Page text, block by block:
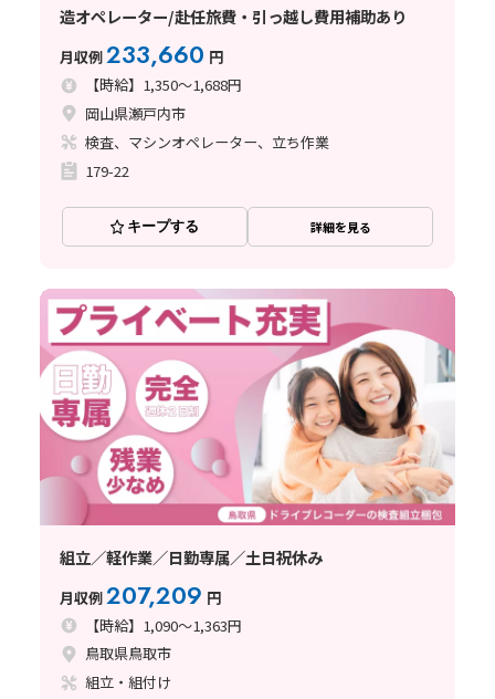
造オペレーター/赴任旅費・引っ越し費用補助あり
月収例233,660 円
【時給】1,350～1,688円
岡山県瀬戸内市
検査、マシンオペレーター、立ち作業
179-22
キープする 詳細を見る
組立／軽作業／日勤専属／土日祝休み
月収例207,209 円
【時給】1,090～1,363円
鳥取県鳥取市
組立・組付け